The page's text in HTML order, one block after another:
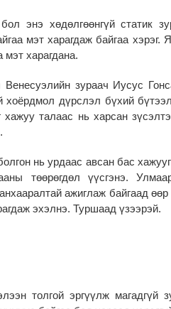
энэ хөдөлгөөнгүй статик
мэт харагдаж байгаа
мэт харагдана.
зураач Иусус
хоёрдмол дүрслэл бүхий
хажуу талаас нь харсан
нь урдаас авсан бас
төөрөгдөл үүсгэнэ.
ажиглаж байгаад
эхэлнэ. Туршаад үзээрэй.
толгой эргүүлж магадгүй